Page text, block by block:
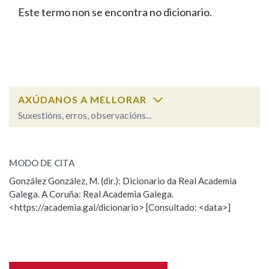
FIGURAS HOMENAXEADAS
PORTAL DAS PALABRAS
Facebook
TwitterYoutubeInstagram
Bluesky
BUSCAR NOS LEMAS
Remata por
BUSCAR NO CONTIDO
Nas definicións
Este termo non se encontra no dicionario.
AXÚDANOS A MELLORAR
Suxestións, erros, observacións...
Observación
Nome
MODO DE CITA
González González, M. (dir.): Dicionario da Real Academia
Galega. A Coruña: Real Academia Galega.
<https://academia.gal/dicionario> [Consultado: <data>]